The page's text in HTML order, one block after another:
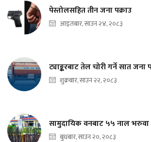
पेस्तोलसहित तीन जना पक्राउ
आइतबार, साउन २४, २०८३
ट्याङ्करबाट तेल चोरी गर्ने सात जना
शुक्रबार, साउन २२, २०८३
सामुदायिक वनबाट ५५ नाल
बुधबार, साउन २०, २०८३